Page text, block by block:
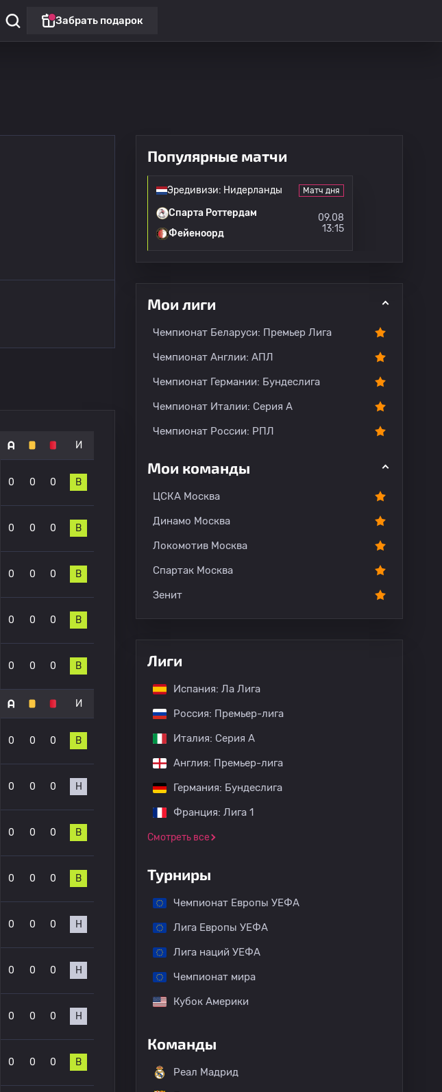
Забрать подарок
И
0 0 0 В
0 0 0 В
0 0 0 В
0 0 0 В
0 0 0 В
И
0 0 0 В
0 0 0 Н
0 0 0 В
0 0 0 В
0 0 0 Н
0 0 0 Н
0 0 0 Н
0 0 0 В
Популярные матчи
Эредивизи: Нидерланды Матч дня
Спарта Роттердам
Фейеноорд
09.08
13:15
Мои лиги
Чемпионат Беларуси: Премьер Лига
Чемпионат Англии: АПЛ
Чемпионат Германии: Бундеслига
Чемпионат Италии: Серия А
Чемпионат России: РПЛ
Мои команды
ЦСКА Москва
Динамо Москва
Локомотив Москва
Спартак Москва
Зенит
Лиги
Испания: Ла Лига
Россия: Премьер-лига
Италия: Серия А
Англия: Премьер-лига
Германия: Бундеслига
Франция: Лига 1
Смотреть все
Турниры
Чемпионат Европы УЕФА
Лига Европы УЕФА
Лига наций УЕФА
Чемпионат мира
Кубок Америки
Команды
Реал Мадрид